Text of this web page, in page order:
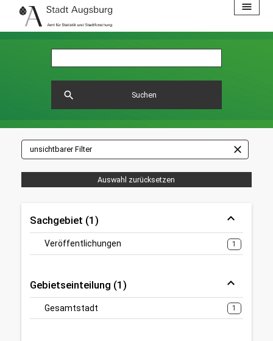
menu
Suchen
search
unsichtbarer Filter close
Auswahl zurücksetzen
Sachgebiet (1)
Veröffentlichungen 1
Gebietseinteilung (1)
Gesamtstadt 1